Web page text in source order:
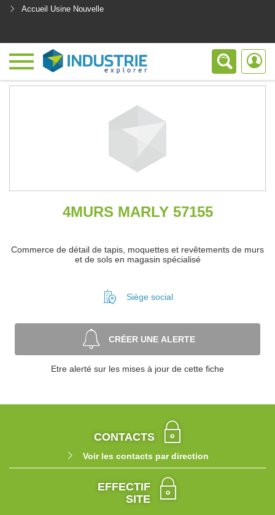
Accueil Usine Nouvelle
4MURS MARLY 57155
Commerce de détail de tapis, moquettes et revêtements de murs
et de sols en magasin spécialisé
Siège social
CRÉER UNE ALERTE
Etre alerté sur les mises à jour de cette fiche
CONTACTS
Voir les contacts par direction
EFFECTIF
SITE